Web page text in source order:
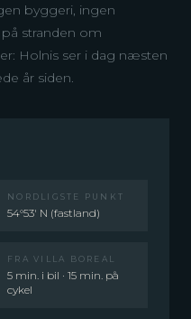
byggeri, ingen
stranden om
Holnis ser i dag næsten
år siden.
NORDLIGSTE PUNKT
54°53′ N (fastland)
FRA VILLA BOREAL
5 min. i bil · 15 min. på
cykel